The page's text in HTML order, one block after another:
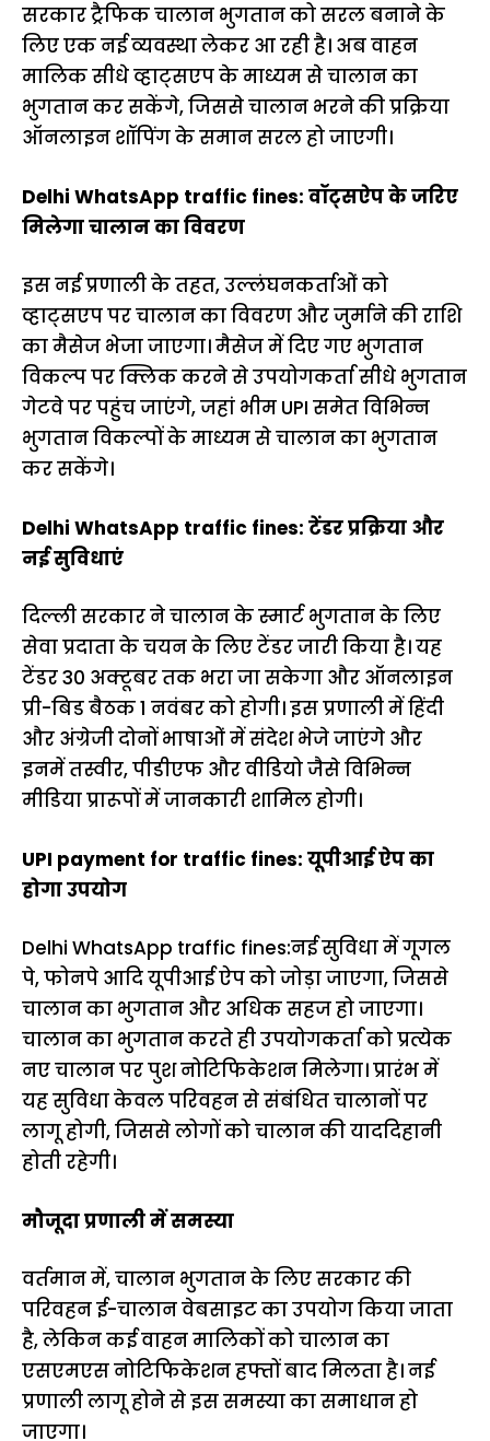
सरकार ट्रैफिक चालान भुगतान को सरल बनाने के
लिए एक नई व्यवस्था लेकर आ रही है। अब वाहन
मालिक सीधे व्हाट्सएप के माध्यम से चालान का
भुगतान कर सकेंगे, जिससे चालान भरने की प्रक्रिया
ऑनलाइन शॉपिंग के समान सरल हो जाएगी।
Delhi WhatsApp traffic fines: वॉट्सऐप के जरिए
मिलेगा चालान का विवरण
इस नई प्रणाली के तहत, उल्लंघनकर्ताओं को
व्हाट्सएप पर चालान का विवरण और जुर्माने की राशि
का मैसेज भेजा जाएगा। मैसेज में दिए गए भुगतान
विकल्प पर क्लिक करने से उपयोगकर्ता सीधे भुगतान
गेटवे पर पहुंच जाएंगे, जहां भीम UPI समेत विभिन्न
भुगतान विकल्पों के माध्यम से चालान का भुगतान
कर सकेंगे।
Delhi WhatsApp traffic fines: टेंडर प्रक्रिया और
नई सुविधाएं
दिल्ली सरकार ने चालान के स्मार्ट भुगतान के लिए
सेवा प्रदाता के चयन के लिए टेंडर जारी किया है। यह
टेंडर 30 अक्टूबर तक भरा जा सकेगा और ऑनलाइन
प्री-बिड बैठक 1 नवंबर को होगी। इस प्रणाली में हिंदी
और अंग्रेजी दोनों भाषाओं में संदेश भेजे जाएंगे और
इनमें तस्वीर, पीडीएफ और वीडियो जैसे विभिन्न
मीडिया प्रारूपों में जानकारी शामिल होगी।
UPI payment for traffic fines: यूपीआई ऐप का
होगा उपयोग
Delhi WhatsApp traffic fines:नई सुविधा में गूगल
पे, फोनपे आदि यूपीआई ऐप को जोड़ा जाएगा, जिससे
चालान का भुगतान और अधिक सहज हो जाएगा।
चालान का भुगतान करते ही उपयोगकर्ता को प्रत्येक
नए चालान पर पुश नोटिफिकेशन मिलेगा। प्रारंभ में
यह सुविधा केवल परिवहन से संबंधित चालानों पर
लागू होगी, जिससे लोगों को चालान की याददिहानी
होती रहेगी।
मौजूदा प्रणाली में समस्या
वर्तमान में, चालान भुगतान के लिए सरकार की
परिवहन ई-चालान वेबसाइट का उपयोग किया जाता
है, लेकिन कई वाहन मालिकों को चालान का
एसएमएस नोटिफिकेशन हफ्तों बाद मिलता है। नई
प्रणाली लागू होने से इस समस्या का समाधान हो
जाएगा।